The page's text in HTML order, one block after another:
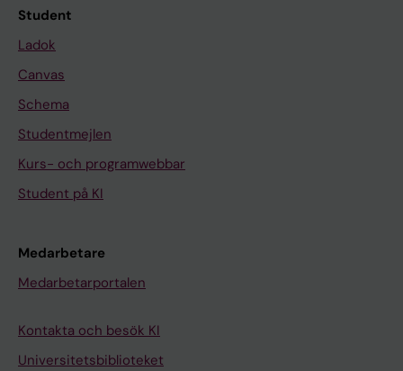
Student
Ladok
Canvas
Schema
Studentmejlen
Kurs- och programwebbar
Student på KI
Medarbetare
Medarbetarportalen
Kontakta och besök KI
Universitetsbiblioteket